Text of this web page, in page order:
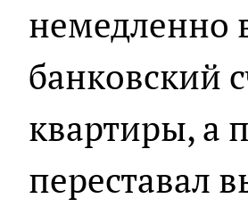
немедленно
банковский
квартиры, а
переставал